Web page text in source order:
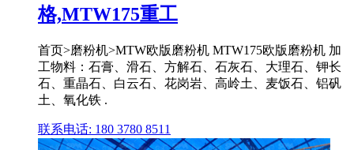
格,MTW175重工
首页>磨粉机>MTW欧版磨粉机 MTW175欧版磨粉机 加
工物料：石膏、滑石、方解石、石灰石、大理石、钾长
石、重晶石、白云石、花岗岩、高岭土、麦饭石、铝矾
土、氧化铁 .
联系电话: 180 3780 8511